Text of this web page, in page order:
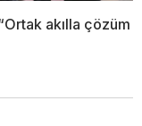
akılla çözüm